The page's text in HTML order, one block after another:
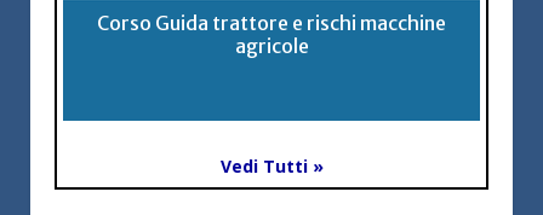
Corso Guida trattore e rischi macchine
agricole
Vedi Tutti »